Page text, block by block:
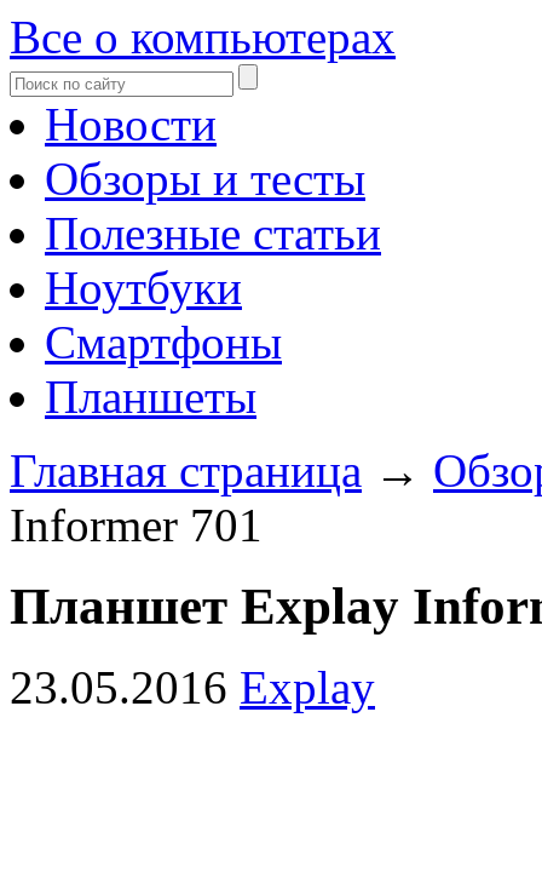
Все о компьютерах
Новости
Обзоры и тесты
Полезные статьи
Ноутбуки
Смартфоны
Планшеты
Главная страница →
Informer 701
Планшет Explay
23.05.2016 Explay